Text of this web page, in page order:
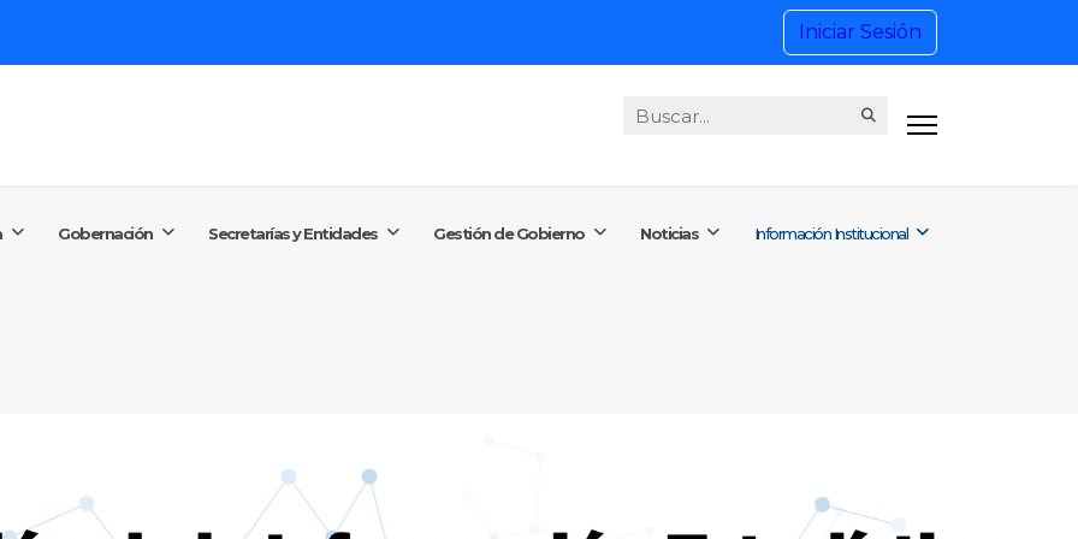
Iniciar Sesión
Buscar...
Gobernación Secretarías y Entidades Gestión de Gobierno Noticias Información Institucional